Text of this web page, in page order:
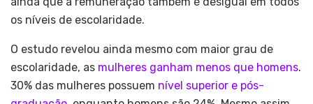
os níveis de escolaridade.
O estudo revelou ainda mesmo com maior grau de
escolaridade, as mulheres ganham menos que homens.
30% das mulheres possuem nível superior e pós-